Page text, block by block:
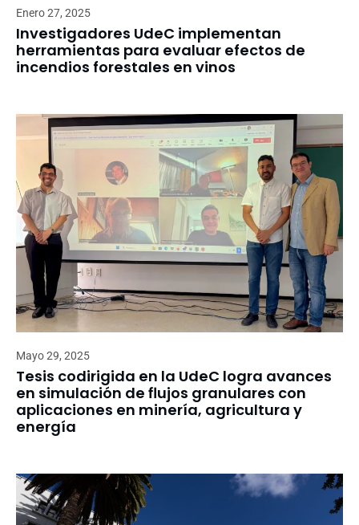
Enero 27, 2025
Investigadores UdeC implementan
herramientas para evaluar efectos de
incendios forestales en vinos
Mayo 29, 2025
Tesis codirigida en la UdeC logra avances
en simulación de flujos granulares con
aplicaciones en minería, agricultura y
energía